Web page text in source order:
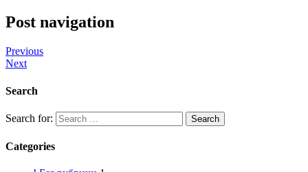
Post navigation
Previous
Next
Search
Search for:
Categories